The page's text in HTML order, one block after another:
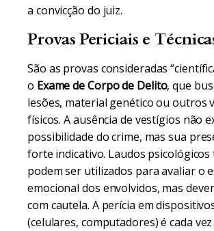
a convicção do juiz.
Provas Periciais e
São as provas consideradas
o Exame de Corpo de Delito, que
lesões, material genético ou outros
físicos. A ausência de vestígios não
possibilidade do crime, mas sua
forte indicativo. Laudos psicológicos
podem ser utilizados para avaliar o
emocional dos envolvidos, mas
com cautela. A perícia em
(celulares, computadores) é cada